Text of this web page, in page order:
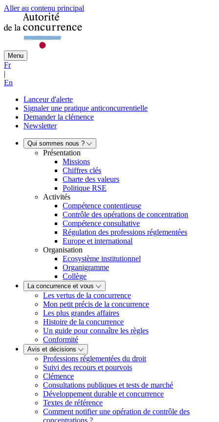
Aller au contenu principal
Menu
Fr
|
En
Lanceur d'alerte
Signaler une pratique anticoncurrentielle
Demander la clémence
Newsletter
Qui sommes nous ?
Présentation
Missions
Chiffres clés
Charte des valeurs
Politique RSE
Activités
Compétence contentieuse
Contrôle des opérations de concentration
Compétence consultative
Régulation des professions réglementées
Europe et international
Organisation
Ecosystème institutionnel
Organigramme
Collège
La concurrence et vous
Les vertus de la concurrence
Mon petit précis de la concurrence
Les plus grandes affaires
Histoire de la concurrence
Un guide pour connaître les règles
Conformité
Avis et décisions
Professions réglementées du droit
Suivi des recours et pourvois
Clémence
Consultations publiques et tests de marché
Développement durable et concurrence
Textes de référence
Comment notifier une opération de contrôle des
concentrations ?